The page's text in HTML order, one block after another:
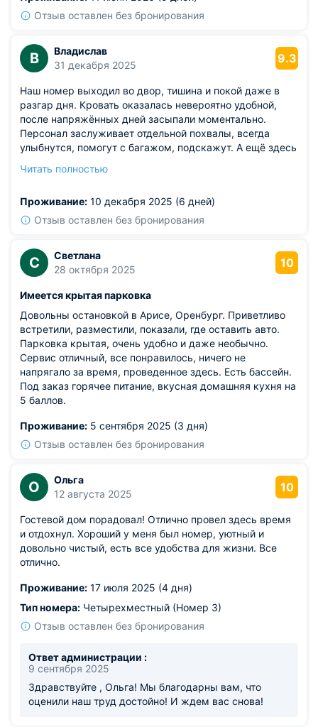
несколько дней и ни разу не почувствовал
Из недостатков: в ванной комнате не хватает
небольшой полочки для мелочей, приходится всё
ставить на край раковины.
Отзыв оставлен без бронирования
В
Владислав
31 декабря 2025
9.3
Наш номер выходил во двор, тишина и покой даже в
разгар дня. Кровать оказалась невероятно удобной,
после напряжённых дней засыпали моментально.
Персонал заслуживает отдельной похвалы, всегда
улыбнутся, помогут с багажом, подскажут. А ещё здесь
Из недостатков: так и не попали в сауну, не работала в
Читать полностью
Проживание: 10 декабря 2025 (6 дней)
Отзыв оставлен без бронирования
С
Светлана
28 октября 2025
10
Имеется крытая парковка
Довольны остановкой в Арисе, Оренбург. Приветливо
встретили, разместили, показали, где оставить авто.
Парковка крытая, очень удобно и даже необычно.
Сервис отличный, все понравилось, ничего не
напрягало за время, проведенное здесь. Есть бассейн.
Под заказ горячее питание, вкусная домашняя кухня на
5 баллов.
Проживание: 5 сентября 2025 (3 дня)
Отзыв оставлен без бронирования
О
Ольга
12 августа 2025
10
Гостевой дом порадовал! Отлично провел здесь время
и отдохнул. Хороший у меня был номер, уютный и
довольно чистый, есть все удобства для жизни. Все
отлично.
Проживание: 17 июля 2025 (4 дня)
Тип номера: Четырехместный (Номер 3)
Отзыв оставлен без бронирования
Ответ администрации :
9 сентября 2025
Здравствуйте , Ольга! Мы благодарны вам, что
оценили наш труд достойно! И ждем вас снова!